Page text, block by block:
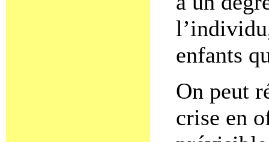
enfants
On peut
crise en